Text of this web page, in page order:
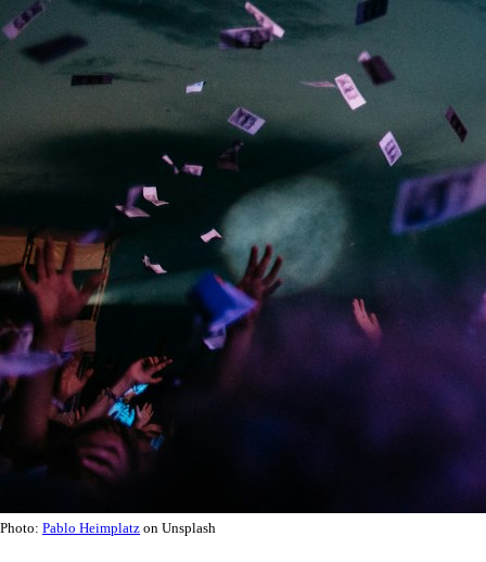
Photo: Pablo Heimplatz on Unsplash